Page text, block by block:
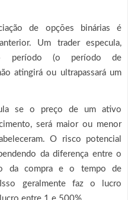
de opções binárias é
Um trader especula,
período (o período de
atingirá ou ultrapassará um
se o preço de um ativo
será maior ou menor
O risco potencial
da diferença entre o
da compra e o tempo de
geralmente faz o lucro